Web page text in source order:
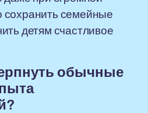
сохранить семейные
детям счастливое
обычные